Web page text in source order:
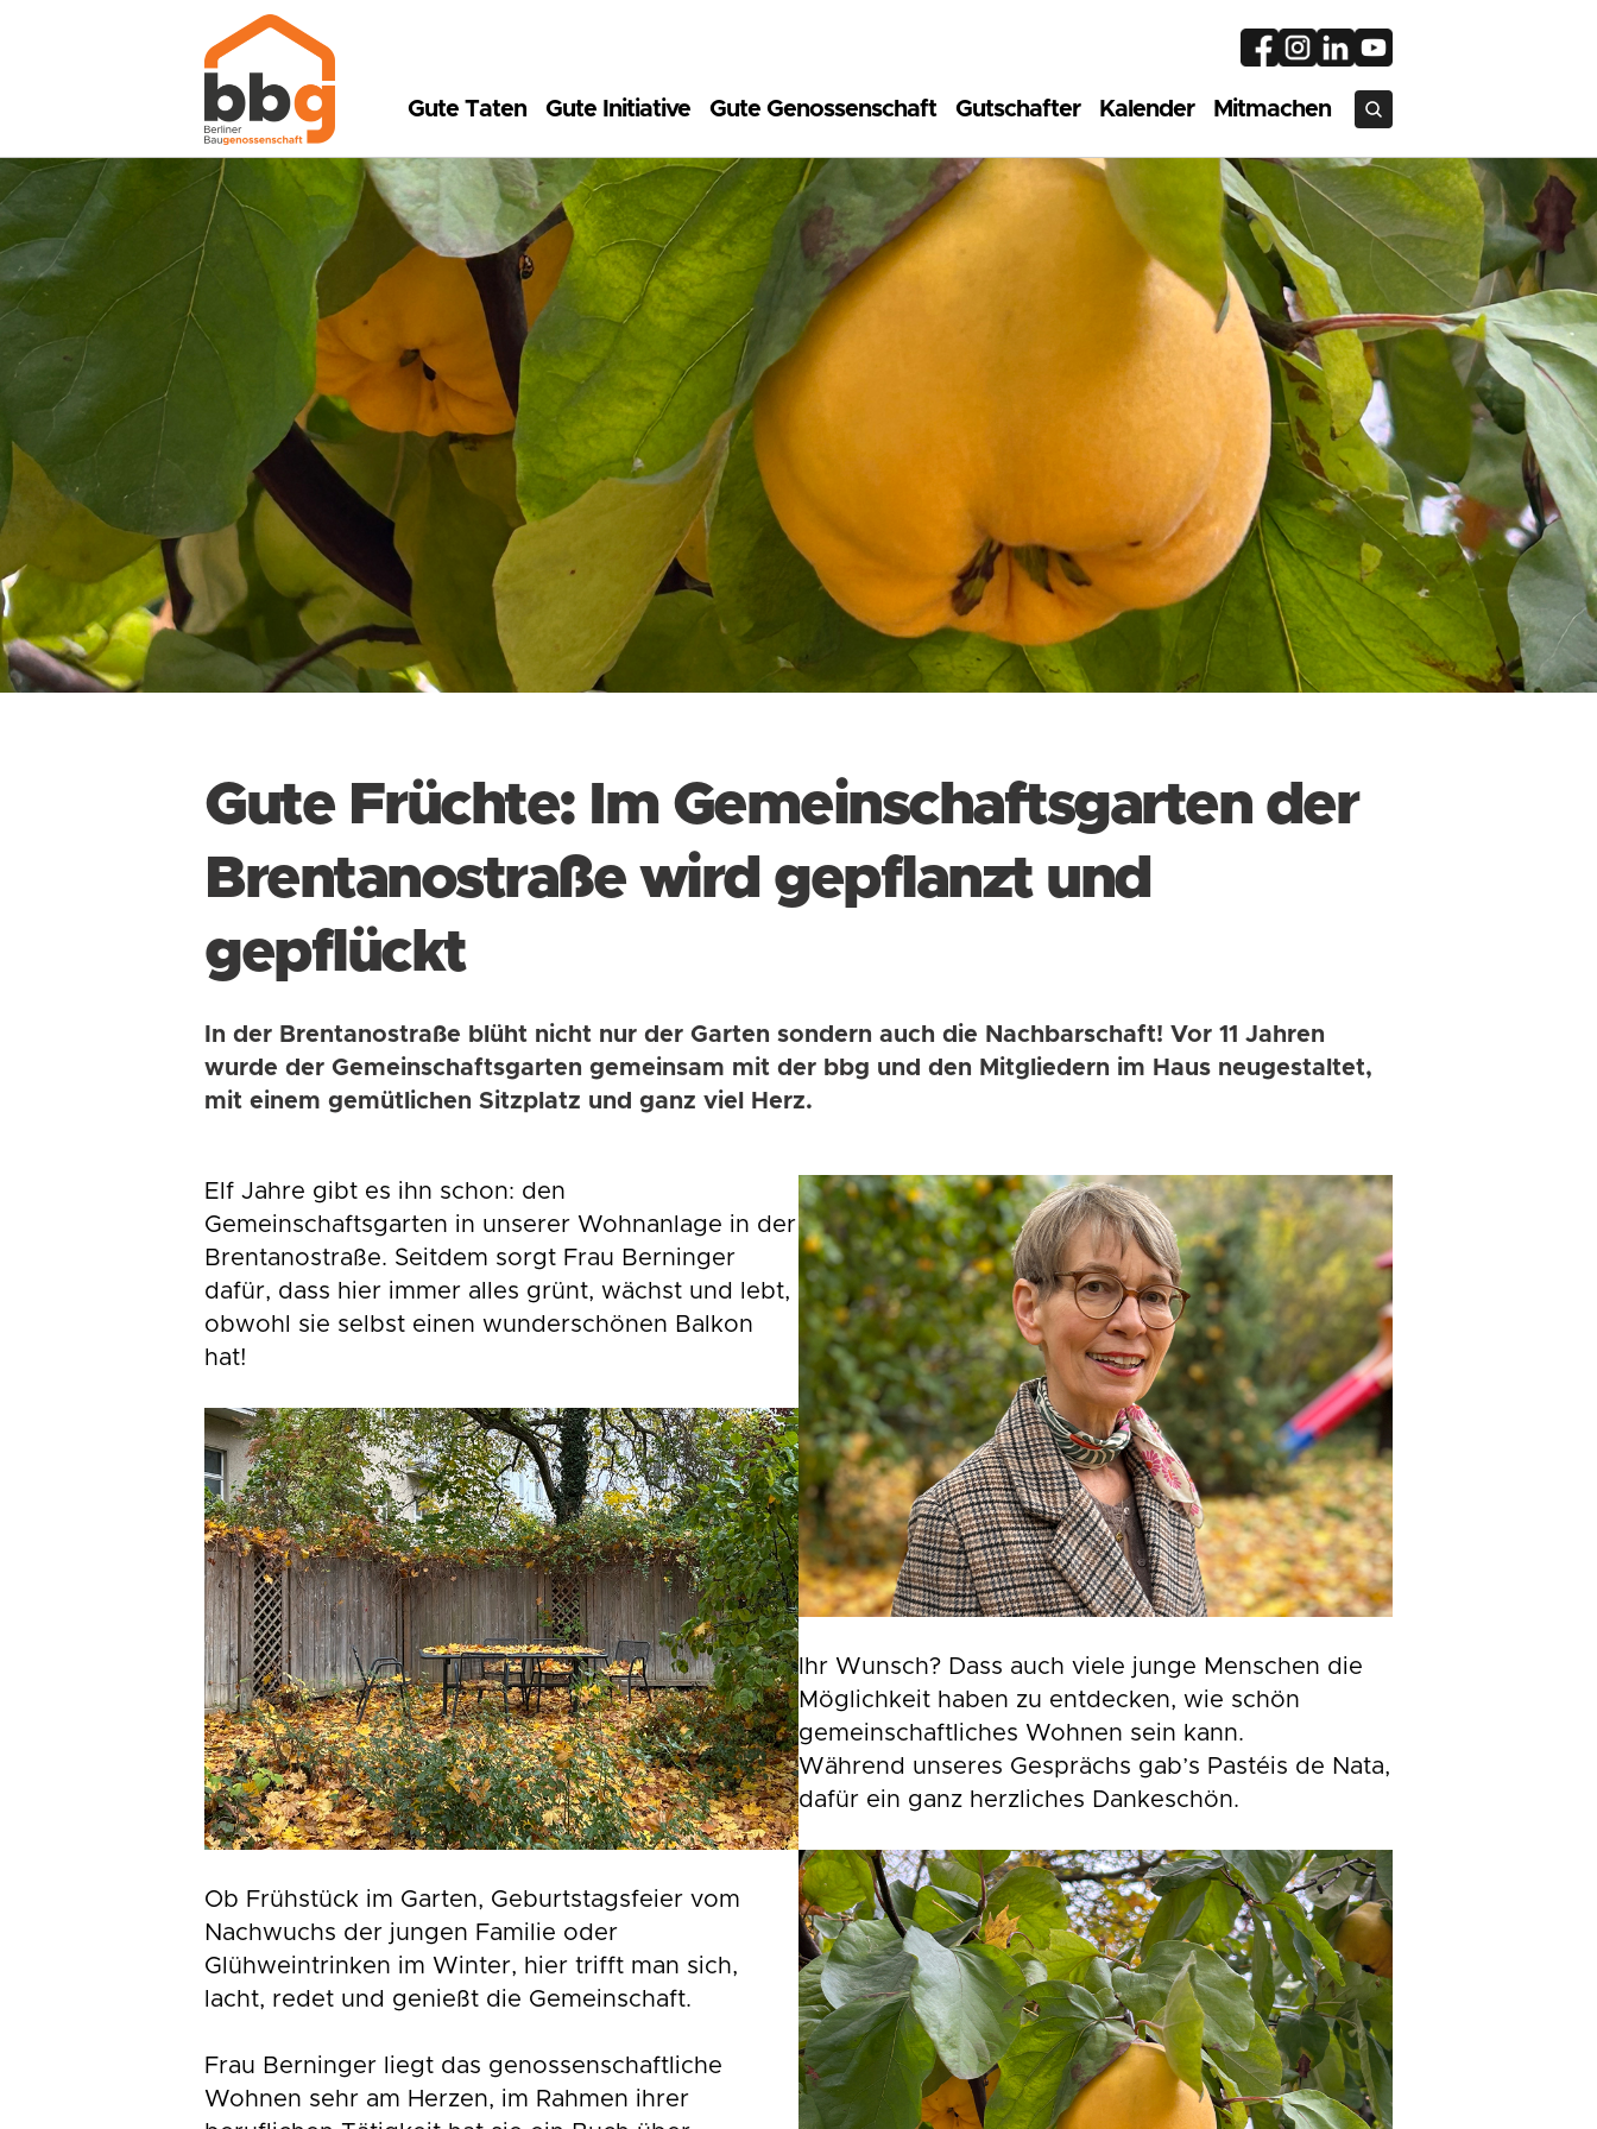
Gute Taten Gute Initiative Gute Genossenschaft Gutschafter Kalender Mitmachen
Gute Früchte: Im Gemeinschaftsgarten der
Brentanostraße wird gepflanzt und
gepflückt
In der Brentanostraße blüht nicht nur der Garten sondern auch die Nachbarschaft! Vor 11 Jahren
wurde der Gemeinschaftsgarten gemeinsam mit der bbg und den Mitgliedern im Haus neugestaltet,
mit einem gemütlichen Sitzplatz und ganz viel Herz.
Elf Jahre gibt es ihn schon: den
Gemeinschaftsgarten in unserer Wohnanlage in der
Brentanostraße. Seitdem sorgt Frau Berninger
dafür, dass hier immer alles grünt, wächst und lebt,
obwohl sie selbst einen wunderschönen Balkon
hat!
Ob Frühstück im Garten, Geburtstagsfeier vom
Nachwuchs der jungen Familie oder
Glühweintrinken im Winter, hier trifft man sich,
lacht, redet und genießt die Gemeinschaft.
Frau Berninger liegt das genossenschaftliche
Wohnen sehr am Herzen, im Rahmen ihrer
Ihr Wunsch? Dass auch viele junge Menschen die
Möglichkeit haben zu entdecken, wie schön
gemeinschaftliches Wohnen sein kann.
Während unseres Gesprächs gab’s Pastéis de Nata,
dafür ein ganz herzliches Dankeschön.